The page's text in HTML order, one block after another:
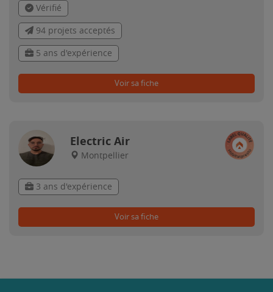
Vérifié
94 projets acceptés
5 ans d'expérience
Voir sa fiche
Electric Air
Montpellier
3 ans d'expérience
Voir sa fiche